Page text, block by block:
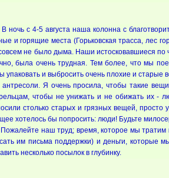
В ночь с 4-5 августа наша колонна с
и горящие места (Горьковская трасса, лес
не было дыма. Наши истосковавшиеся по
была очень трудная. Тем более, что мы
упаковать и выбросить очень плохие и
антресоли. Я очень просила, чтобы такие
чтобы не унижать и не обижать их -
столько старых и грязных вещей,
хотелось бы попросить: люди! Будьте
наш труд; время, которое мы
им письма поддержки) и деньги, которые
несколько посылок в глубинку.